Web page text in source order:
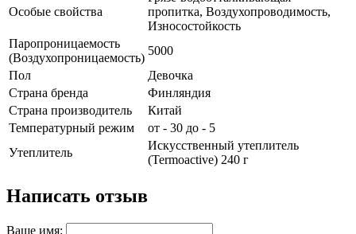
Особые свойства
пропитка, Воздухопроводимость,
Износостойкость
Паропроницаемость
(Воздухопроницаемость)
5000
Пол
Девочка
Страна бренда
Финляндия
Страна производитель
Китай
Температурный режим
от - 30 до - 5
Утеплитель
Искусственный утеплитель
(Termoactive) 240 г
Написать отзыв
Ваше имя: